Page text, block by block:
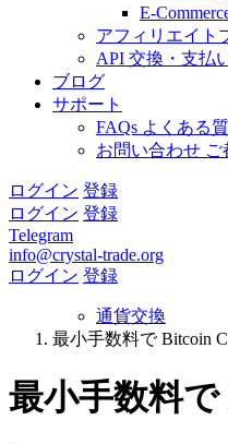
E-
アフィリエイト
API 交換・支払
ブログ
サポート
FAQs よくある
お問い合わせ ご
ログイン 登録
ログイン 登録
Telegram
info@crystal-trade.org
ログイン 登録
通貨交換
最小手数料で Bitcoin
最小手数料で